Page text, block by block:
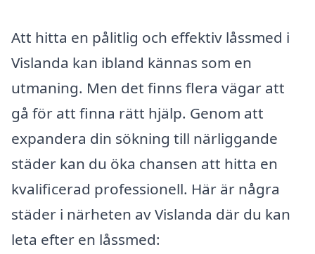
Att hitta en pålitlig och effektiv låssmed i
Vislanda kan ibland kännas som en
utmaning. Men det finns flera vägar att
gå för att finna rätt hjälp. Genom att
expandera din sökning till närliggande
städer kan du öka chansen att hitta en
kvalificerad professionell. Här är några
städer i närheten av Vislanda där du kan
leta efter en låssmed: